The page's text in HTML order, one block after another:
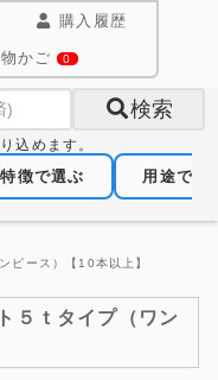
購入履歴
かご 0
検索
込めます。
特徴で選ぶ 用途で選
ピース）【10本以上】
５ｔタイプ（ワン